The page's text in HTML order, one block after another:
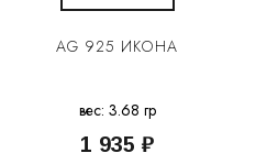
AG 925 ИКОНА
вес: 3.68 гр
1 935 ₽